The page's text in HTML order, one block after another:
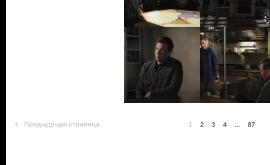
Предыдущая страница 1 2 3 4 ... 87